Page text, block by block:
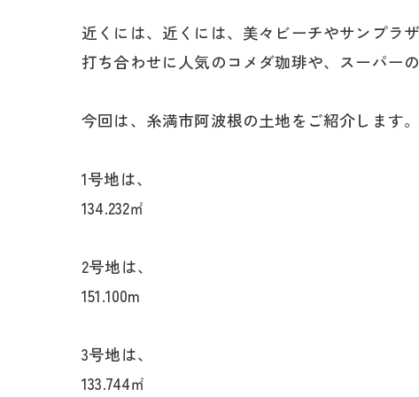
近くには、近くには、美々ビーチやサンプラザ
打ち合わせに人気のコメダ珈琲や、スーパー
今回は、糸満市阿波根の土地をご紹介します。
1号地は、
134.232㎡
2号地は、
151.100m
3号地は、
133.744㎡